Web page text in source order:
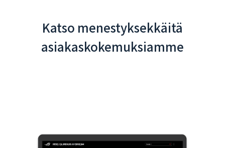
Katso menestyksekkäitä
asiakaskokemuksiamme